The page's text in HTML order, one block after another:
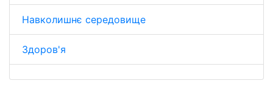
Навколишнє середовище
Здоров'я